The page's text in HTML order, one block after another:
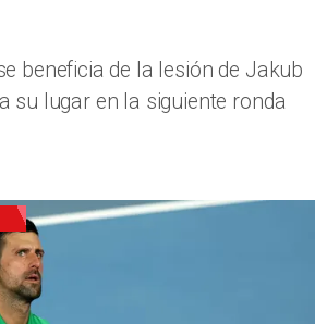
beneficia de la lesión de Jakub
su lugar en la siguiente ronda